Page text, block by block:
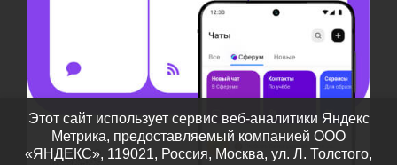
Этот сайт использует сервис веб-аналитики Яндекс
Метрика, предоставляемый компанией ООО
«ЯНДЕКС», 119021, Россия, Москва, ул. Л. Толстого,